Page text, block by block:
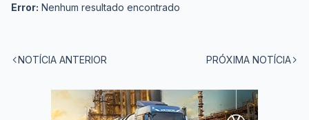
Error: Nenhum resultado encontrado
NOTÍCIA ANTERIOR PRÓXIMA NOTÍCIA